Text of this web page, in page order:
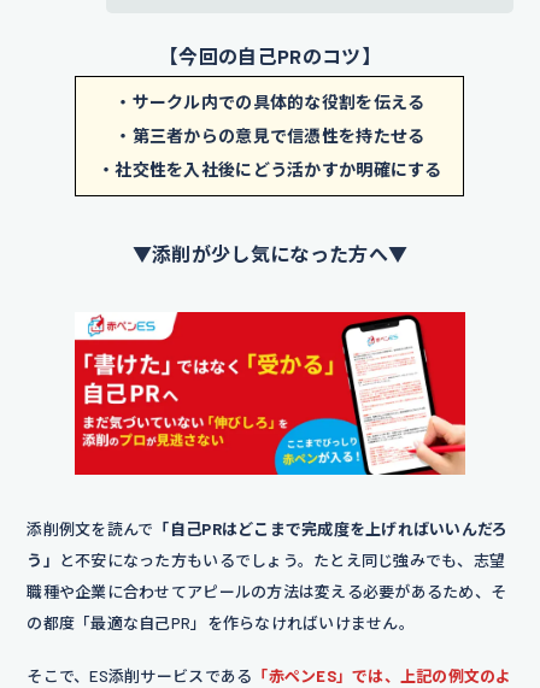
た」という能動的な行動を追加しました。具体的
な役割を加えることで、責任感や主体性が伝わる
内容に改善しています。
【エピソード詳細】特に、初対面の
集めたりする場面で、積極的に自分
た。イベント準備では、初対面の協
力者や業者との打ち合わせを行い、
スムーズな運営に必要な情報を収集
しました。最初は緊張しましたが、
ようになり、スムーズに運営を進め
られるようになりました。主体的に
話しかける姿勢を続ける中で、信頼
た。
【今回の自己PRのコツ】
・サークル内での具体的な役割を伝える
・第三者からの意見で信憑性を持たせる
・社交性を入社後にどう活かすか明確にする
▼添削が少し気になった方へ▼
添削例文を読んで 「自己PRはどこまで完成度を上げればいいんだろ
う」
と不安になった方もいるでしょう。たとえ同じ強みでも、志望
職種や企業に合わせてアピールの方法は変える必要があるため、そ
の都度「最適な自己PR」を作らなければいけません。
そこで、ES添削サービスである 「赤ペンES」では、上記の例文のよ